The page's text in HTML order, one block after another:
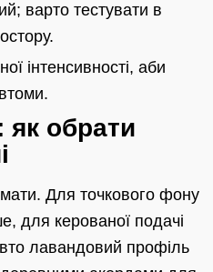
варто тестувати в
інтенсивності, аби
як обрати
Для точкового фону
для керованої подачі
лавандовий профіль